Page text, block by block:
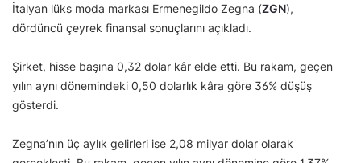
İtalyan lüks moda markası Ermenegildo Zegna (ZGN),
dördüncü çeyrek finansal sonuçlarını açıkladı.
Şirket, hisse başına 0,32 dolar kâr elde etti. Bu rakam, geçen
yılın aynı dönemindeki 0,50 dolarlık kâra göre 36% düşüş
gösterdi.
Zegna’nın üç aylık gelirleri ise 2,08 milyar dolar olarak